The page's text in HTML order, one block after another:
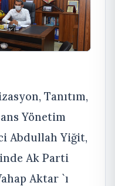
Tanıtım,
Yönetim
Abdullah Yiğit,
Ak Parti
Aktar `ı